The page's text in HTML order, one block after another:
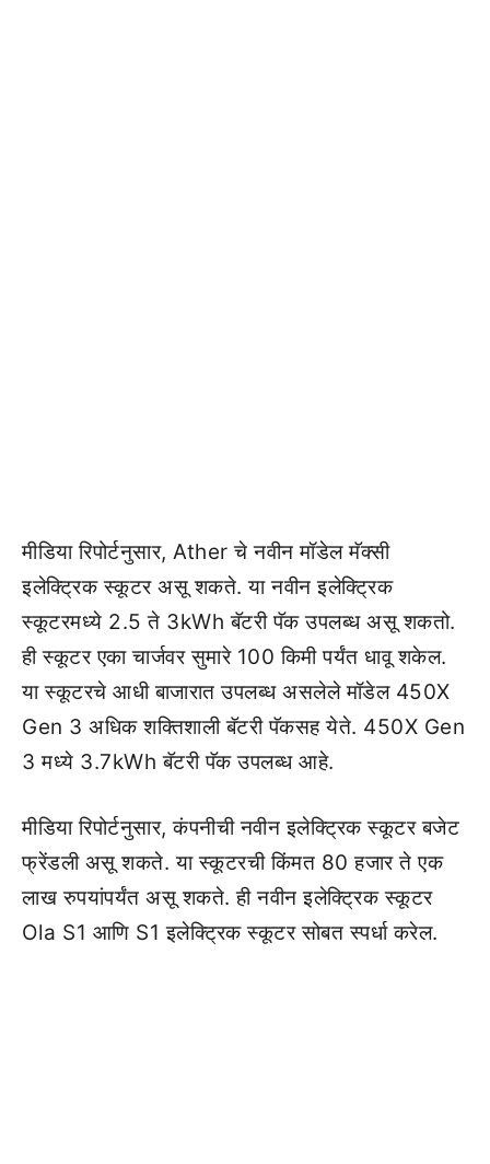
मीडिया रिपोर्टनुसार, Ather चे नवीन मॉडेल मॅक्सी
इलेक्ट्रिक स्कूटर असू शकते. या नवीन इलेक्ट्रिक
स्कूटरमध्ये 2.5 ते 3kWh बॅटरी पॅक उपलब्ध असू शकतो.
ही स्कूटर एका चार्जवर सुमारे 100 किमी पर्यंत धावू शकेल.
या स्कूटरचे आधी बाजारात उपलब्ध असलेले मॉडेल 450X
Gen 3 अधिक शक्तिशाली बॅटरी पॅकसह येते. 450X Gen
3 मध्ये 3.7kWh बॅटरी पॅक उपलब्ध आहे.
मीडिया रिपोर्टनुसार, कंपनीची नवीन इलेक्ट्रिक स्कूटर बजेट
फ्रेंडली असू शकते. या स्कूटरची किंमत 80 हजार ते एक
लाख रुपयांपर्यंत असू शकते. ही नवीन इलेक्ट्रिक स्कूटर
Ola S1 आणि S1 इलेक्ट्रिक स्कूटर सोबत स्पर्धा करेल.